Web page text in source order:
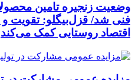
وضعیت زنجیره تامین
فنی شد/ قزل‌بیگلو: تقویت
اقتصاد روستایی کمک می‌کند